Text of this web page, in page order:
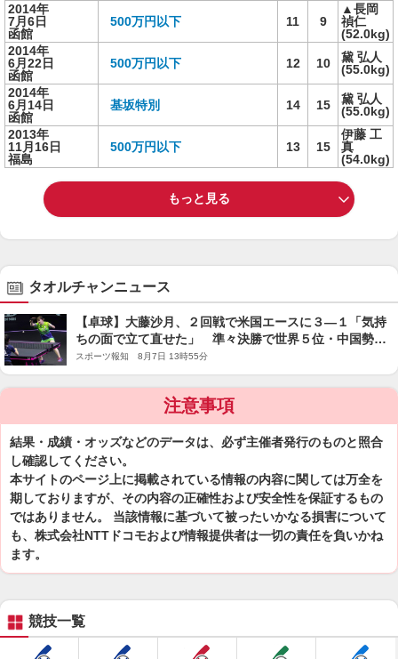
2014年
7月6日
函館
500万円以下 11 9
▲長岡
禎仁
(52.0kg)
2014年
6月22日
函館
500万円以下 12 10
黛 弘人
(55.0kg)
2014年
6月14日
函館
基坂特別 14 15
黛 弘人
(55.0kg)
2013年
11月16日
福島
500万円以下 13 15
伊藤 工
真
(54.0kg)
もっと見る
タオルチャンニュース
【卓球】大藤沙月、２回戦で米国エースに３―１「気持
ちの面で立て直せた」 準々決勝で世界５位・中国勢に
挑戦 「今は勝ちに行こうって気持ちが強い」…ＷＴＴ
チャンピオンズ横浜
スポーツ報知 8月7日 13時55分
注意事項
結果・成績・オッズなどのデータは、必ず主催者発行のものと照合
し確認してください。
本サイトのページ上に掲載されている情報の内容に関しては万全を
期しておりますが、その内容の正確性および安全性を保証するもの
ではありません。 当該情報に基づいて被ったいかなる損害について
も、株式会社NTTドコモおよび情報提供者は一切の責任を負いかね
ます。
競技一覧